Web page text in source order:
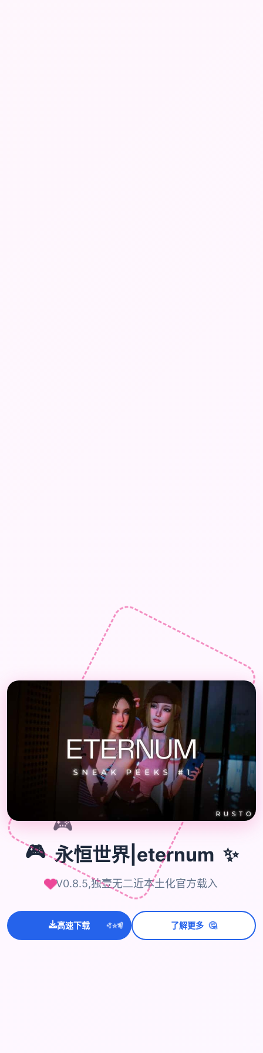
🎮
🎮 永恒世界|eternum ✨
V0.8.5,独壹无二近本土化官方载入
高速下载 ✨⭐💫 了解更多 🤔